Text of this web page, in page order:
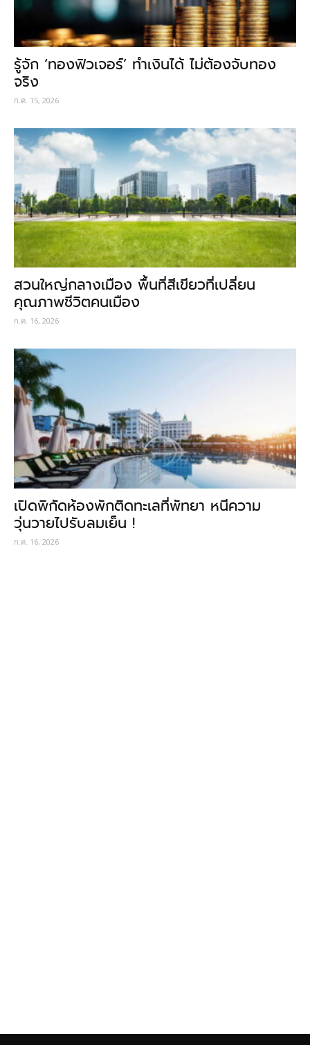
รู้จัก ‘ทองฟิวเจอร์’ ทำเงินได้ ไม่ต้องจับทอง
จริง
ก.ค. 15, 2026
สวนใหญ่กลางเมือง พื้นที่สีเขียวที่เปลี่ยน
คุณภาพชีวิตคนเมือง
ก.ค. 16, 2026
เปิดพิกัดห้องพักติดทะเลที่พัทยา หนีความ
วุ่นวายไปรับลมเย็น !
ก.ค. 16, 2026